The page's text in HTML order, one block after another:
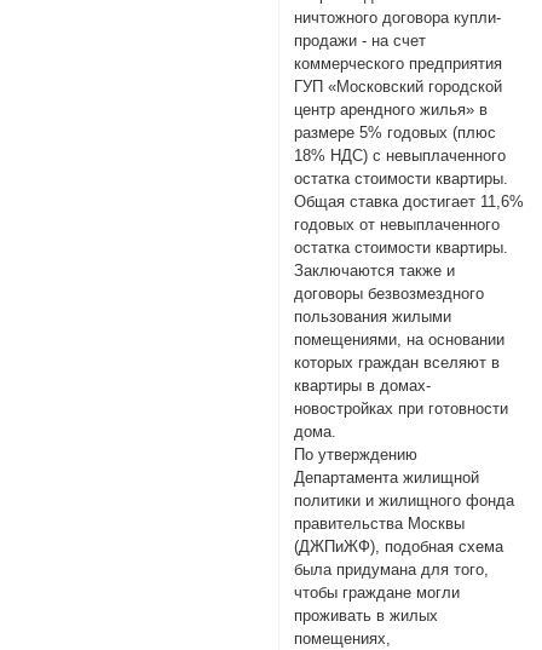
ничтожного договора купли-
продажи - на счет
коммерческого предприятия
ГУП «Московский городской
центр арендного жилья» в
размере 5% годовых (плюс
18% НДС) с невыплаченного
остатка стоимости квартиры.
Общая ставка достигает 11,6%
годовых от невыплаченного
остатка стоимости квартиры.
Заключаются также и
договоры безвозмездного
пользования жилыми
помещениями, на основании
которых граждан вселяют в
квартиры в домах-
новостройках при готовности
дома.
По утверждению
Департамента жилищной
политики и жилищного фонда
правительства Москвы
(ДЖПиЖФ), подобная схема
была придумана для того,
чтобы граждане могли
проживать в жилых
помещениях,